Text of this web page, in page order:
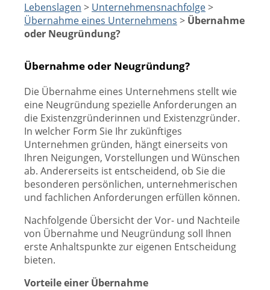
Lebenslagen > Unternehmensnachfolge>
Übernahme eines Unternehmens > Übernahme
oder Neugründung?
Übernahme oder Neugründung?
Die Übernahme eines Unternehmens stellt wie
eine Neugründung spezielle Anforderungen an
die Existenzgründerinnen und Existenzgründer.
In welcher Form Sie Ihr zukünftiges
Unternehmen gründen, hängt einerseits von
Ihren Neigungen, Vorstellungen und Wünschen
ab. Andererseits ist entscheidend, ob Sie die
besonderen persönlichen, unternehmerischen
und fachlichen Anforderungen erfüllen können.
Nachfolgende Übersicht der Vor- und Nachteile
von Übernahme und Neugründung soll Ihnen
erste Anhaltspunkte zur eigenen Entscheidung
bieten.
Vorteile einer Übernahme